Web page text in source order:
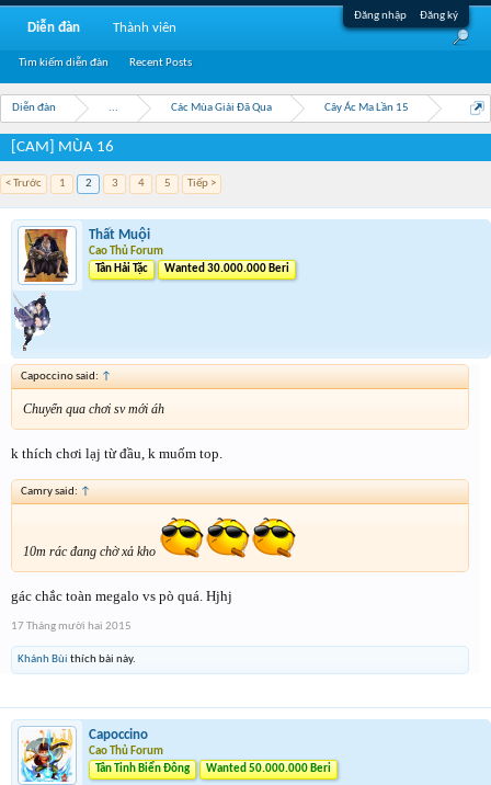
Đăng nhập Đăng ký
Diễn đàn ... Các Mùa Giải Đã Qua Cây Ác Ma Lần 15
[CAM] MÙA 16
< Trước 1 2 3 4 5 Tiếp >
Thất Muội
Cao Thủ Forum
Tân Hải Tặc
Wanted 30.000.000 Beri
Capoccino said: ↑
Chuyển qua chơi sv mới áh
k thích chơi lạj từ đầu, k muốm top.
Camry said: ↑
10m rác đang chờ xả kho
gác chắc toàn megalo vs pò quá. Hjhj
17 Tháng mười hai 2015
Khánh Bùi thích bài này.
Capoccino
Cao Thủ Forum
Tân Tinh Biển Đông
Wanted 50.000.000 Beri
Diễn đàn
Tìm kiếm diễn đàn Recent Posts
Thành viên